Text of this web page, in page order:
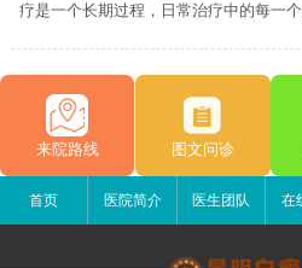
疗是一个长期过程，日常治疗中的每一个
来院路线 图文问诊
首页 医院简介 医生团队 在